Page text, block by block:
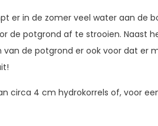
er in de zomer veel water aan de
de potgrond af te strooien. Naast
de potgrond er ook voor dat er
circa 4 cm hydrokorrels of, voor